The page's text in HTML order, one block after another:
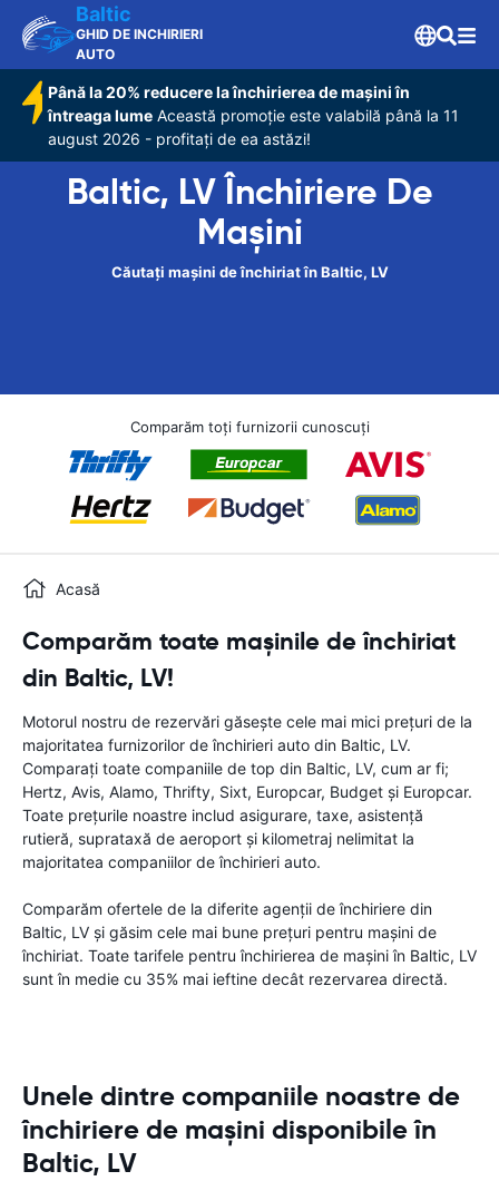
Baltic
GHID DE INCHIRIERI
AUTO
Până la 20% reducere la închirierea de mașini în
întreaga lume Această promoție este valabilă până la 11
august 2026 - profitați de ea astăzi!
Baltic, LV Închiriere De
Maşini
Căutați mașini de închiriat în Baltic, LV
Comparăm toți furnizorii cunoscuți
Acasă
Comparăm toate mașinile de închiriat
din Baltic, LV!
Motorul nostru de rezervări găsește cele mai mici prețuri de la
majoritatea furnizorilor de închirieri auto din Baltic, LV.
Comparați toate companiile de top din Baltic, LV, cum ar fi;
Hertz, Avis, Alamo, Thrifty, Sixt, Europcar, Budget și Europcar.
Toate prețurile noastre includ asigurare, taxe, asistență
rutieră, suprataxă de aeroport și kilometraj nelimitat la
majoritatea companiilor de închirieri auto.
Comparăm ofertele de la diferite agenții de închiriere din
Baltic, LV și găsim cele mai bune prețuri pentru mașini de
închiriat. Toate tarifele pentru închirierea de mașini în Baltic, LV
sunt în medie cu 35% mai ieftine decât rezervarea directă.
Unele dintre companiile noastre de
închiriere de mașini disponibile în
Baltic, LV